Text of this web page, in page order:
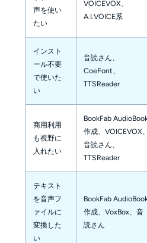
声を使い
たい
VOICEVOX、
A.I.VOICE系
インスト
ール不要
で使いた
い
音読さん、
CoeFont、
TTSReader
商用利用
も視野に
入れたい
BookFab
作成、VOICEVOX、
音読さん、
TTSReader
テキスト
を音声フ
ァイルに
変換した
い
BookFab
作成、VoxBox、音
読さん